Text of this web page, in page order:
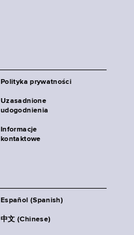
Polityka prywatności
Uzasadnione
udogodnienia
Informacje
kontaktowe
Español (Spanish)
中文 (Chinese)